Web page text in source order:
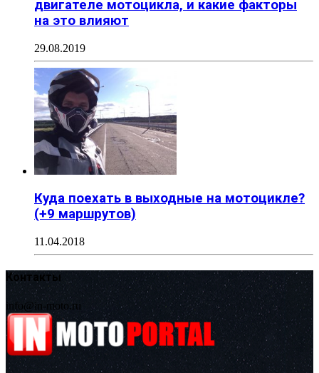
двигателе мотоцикла, и какие факторы
на это влияют
29.08.2019
Куда поехать в выходные на мотоцикле?
(+9 маршрутов)
11.04.2018
Контакты
info@in-moto.ru